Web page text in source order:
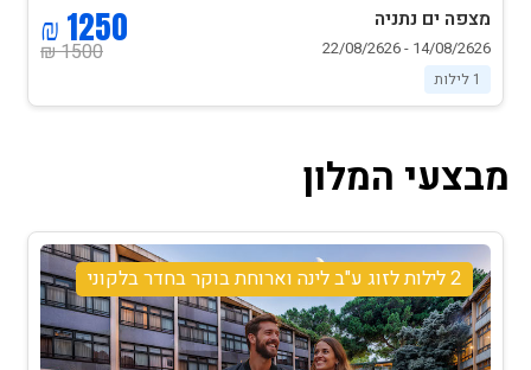
מצפה ים נתניה
09/08/2626 - 21/08/2626
1 לילות
730 ₪
590 ₪
מבצעי המלון
2 לילות לזוג ע"ב לינה וארוחת בוקר בחדר בלקוני